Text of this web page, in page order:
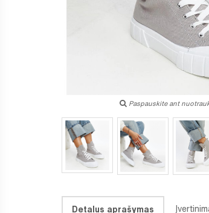
Paspauskite ant
Detalus aprašymas